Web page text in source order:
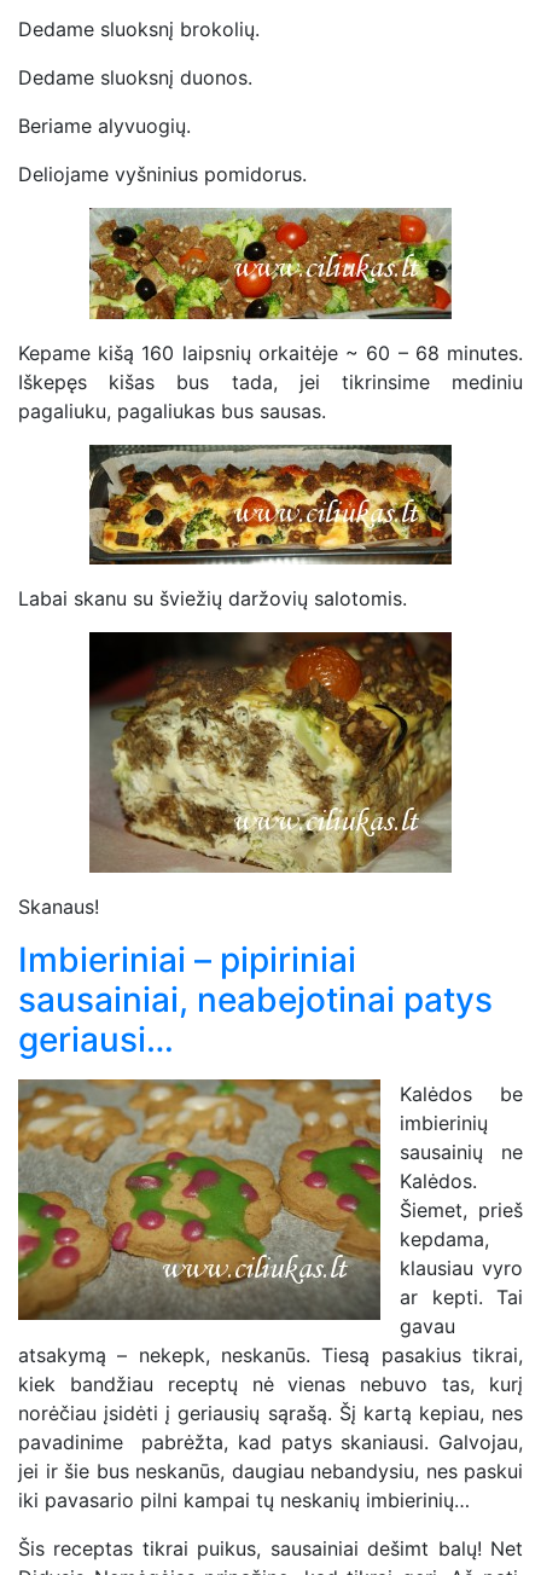
Dedame sluoksnį brokolių.
Dedame sluoksnį duonos.
Beriame alyvuogių.
Deliojame vyšninius pomidorus.
Kepame kišą 160 laipsnių orkaitėje ~ 60 – 68 minutes.
Iškepęs kišas bus tada, jei tikrinsime mediniu
pagaliuku, pagaliukas bus sausas.
Labai skanu su šviežių daržovių salotomis.
Skanaus!
Imbieriniai – pipiriniai
sausainiai, neabejotinai patys
geriausi…
Kalėdos be
imbierinių
sausainių ne
Kalėdos.
Šiemet, prieš
kepdama,
klausiau vyro
ar kepti. Tai
gavau
atsakymą – nekepk, neskanūs. Tiesą pasakius tikrai,
kiek bandžiau receptų nė vienas nebuvo tas, kurį
norėčiau įsidėti į geriausių sąrašą. Šį kartą kepiau, nes
pavadinime pabrėžta, kad patys skaniausi. Galvojau,
jei ir šie bus neskanūs, daugiau nebandysiu, nes paskui
iki pavasario pilni kampai tų neskanių imbierinių…
Šis receptas tikrai puikus, sausainiai dešimt balų! Net